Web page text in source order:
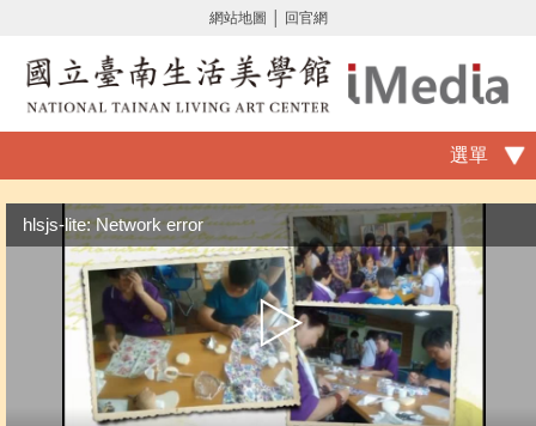
網站地圖 回官網
選單
hlsjs-lite: Network error